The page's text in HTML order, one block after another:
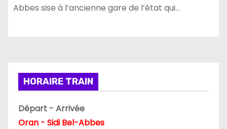
Abbes sise à l’ancienne gare de l’état qui…
HORAIRE TRAIN
Départ - Arrivée
Oran - Sidi Bel-Abbes